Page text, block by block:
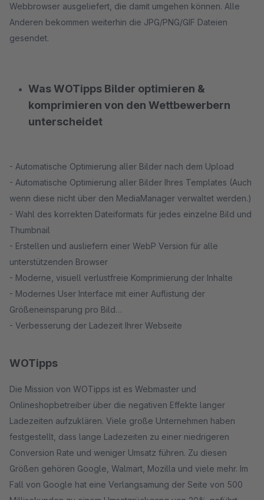
Webbrowser ausgeliefert, die damit umgehen können. Alle
Anderen bekommen weiterhin die JPG/PNG/GIF Dateien
gesendet.
Was WOTipps Bilder optimieren &
komprimieren von den Wettbewerbern
unterscheidet
- Automatische Optimierung aller Bilder nach dem Upload
- Automatische Optimierung aller Bilder Ihres Templates (Auch
wenn diese nicht über den MediaManager verwaltet werden.)
- Wahl des korrekten Dateiformats für jedes einzelne Bild und
Thumbnail
- Erstellen und ausliefern einer WebP Version für alle
unterstützenden Browser
- Moderne, visuell verlustfreie Komprimierung der Inhalte
- Modernes User Interface mit einer Auflistung der
Größeneinsparung pro Bild
- Verbesserung der Ladezeit Ihrer Webseite
WOTipps
Die Mission von WOTipps ist es Webmaster und
Onlineshopbetreiber über die negativen Effekte langer
Ladezeiten aufzuklären. Viele große Unternehmen haben
festgestellt, dass lange Ladezeiten zu einer niedrigeren
Conversion Rate und weniger Umsatz führen. Zu diesen
Größen gehören Google, Walmart, Mozilla und viele mehr. Im
Fall von Google hat eine Verlangsamung der Seite von 500